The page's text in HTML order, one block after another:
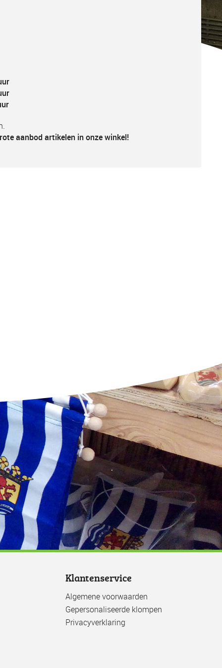
aanbod artikelen in onze winkel!
Klantenservice
Algemene voorwaarden
Gepersonaliseerde klompen
Privacyverklaring